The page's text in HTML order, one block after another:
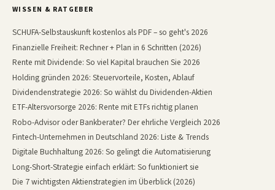
WISSEN & RATGEBER
SCHUFA-Selbstauskunft kostenlos als PDF – so geht's 2026
Finanzielle Freiheit: Rechner + Plan in 6 Schritten (2026)
Rente mit Dividende: So viel Kapital brauchen Sie 2026
Holding gründen 2026: Steuervorteile, Kosten, Ablauf
Dividendenstrategie 2026: So wählst du Dividenden-Aktien
ETF-Altersvorsorge 2026: Rente mit ETFs richtig planen
Robo-Advisor oder Bankberater? Der ehrliche Vergleich 2026
Fintech-Unternehmen in Deutschland 2026: Liste & Trends
Digitale Buchhaltung 2026: So gelingt die Automatisierung
Long-Short-Strategie einfach erklärt: So funktioniert sie
Die 7 wichtigsten Aktienstrategien im Überblick (2026)